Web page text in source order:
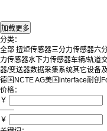
分类：
全部 扭矩传感器三分力传感器六
力传感器水下力传感器车辆/轨道
器/变送器数据采集系统其它设备
德国NCTE AG美国interface耐创
价格：
￥
——
￥